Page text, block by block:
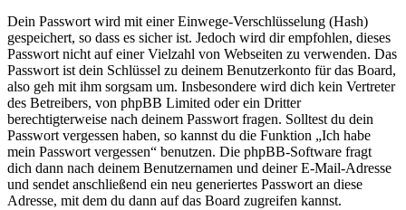
Dein Passwort wird mit einer Einwege-Verschlüsselung (Hash)
gespeichert, so dass es sicher ist. Jedoch wird dir empfohlen, dieses
Passwort nicht auf einer Vielzahl von Webseiten zu verwenden. Das
Passwort ist dein Schlüssel zu deinem Benutzerkonto für das Board,
also geh mit ihm sorgsam um. Insbesondere wird dich kein Vertreter
des Betreibers, von phpBB Limited oder ein Dritter
berechtigterweise nach deinem Passwort fragen. Solltest du dein
Passwort vergessen haben, so kannst du die Funktion „Ich habe
mein Passwort vergessen“ benutzen. Die phpBB-Software fragt
dich dann nach deinem Benutzernamen und deiner E-Mail-Adresse
und sendet anschließend ein neu generiertes Passwort an diese
Adresse, mit dem du dann auf das Board zugreifen kannst.